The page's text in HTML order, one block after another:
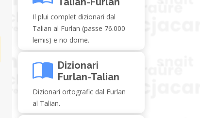
Il plui complet dizionari dal
Talian al Furlan (passe 76.000
lemis) e no dome.
Dizionari
Furlan-Talian
Dizionari ortografic dal Furlan
al Talian.